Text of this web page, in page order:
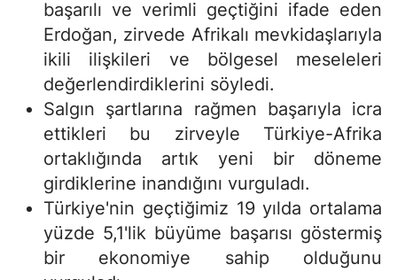
başarılı ve verimli geçtiğini ifade eden
Erdoğan, zirvede Afrikalı mevkidaşlarıyla
ikili ilişkileri ve bölgesel meseleleri
değerlendirdiklerini söyledi.
Salgın şartlarına rağmen başarıyla icra
ettikleri bu zirveyle Türkiye-Afrika
ortaklığında artık yeni bir döneme
girdiklerine inandığını vurguladı.
Türkiye'nin geçtiğimiz 19 yılda ortalama
yüzde 5,1'lik büyüme başarısı göstermiş
bir ekonomiye sahip olduğunu